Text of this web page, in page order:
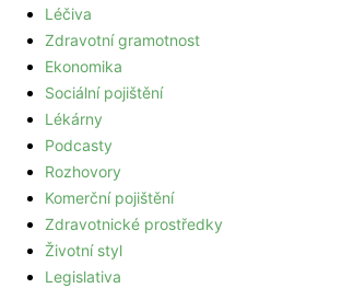
Léčiva
Zdravotní gramotnost
Ekonomika
Sociální pojištění
Lékárny
Podcasty
Rozhovory
Komerční pojištění
Zdravotnické prostředky
Životní styl
Legislativa